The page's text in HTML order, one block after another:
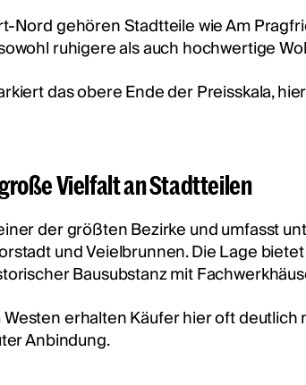
Nord gehören Stadtteile wie Am
ruhigere als auch hochwertige
das obere Ende der Preisskala,
Vielfalt an Stadtteilen
der größten Bezirke und umfasst
und Veielbrunnen. Die Lage
Bausubstanz mit
erhalten Käufer hier oft
Anbindung.